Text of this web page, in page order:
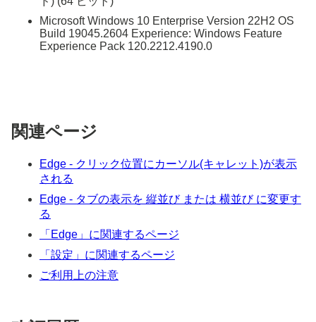
Microsoft Windows 10 Enterprise Version 22H2 OS
Build 19045.2604 Experience: Windows Feature
Experience Pack 120.2212.4190.0
関連ページ
Edge - クリック位置にカーソル(キャレット)が表示
される
Edge - タブの表示を 縦並び または 横並び に変更す
る
「Edge」に関連するページ
「設定」に関連するページ
ご利用上の注意